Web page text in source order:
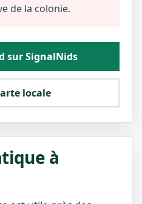
de la colonie.
sur SignalNids
locale
à